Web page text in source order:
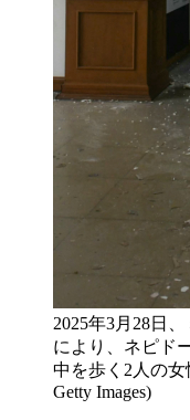
2025年3月28日
により、ネピド
中を歩く2人の
Getty Images)